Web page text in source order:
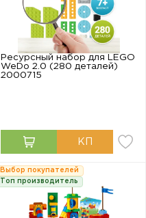
Ресурсный набор для LEGO
WeDo 2.0 (280 деталей)
2000715
Выбор покупателей
Топ производитель